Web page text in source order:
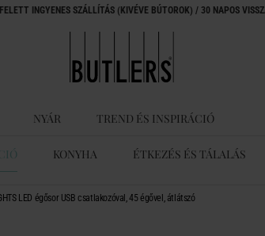
INGYENES SZÁLLÍTÁS (KIVÉVE BÚTOROK) / 30 NAPOS
NYÁR TREND ÉS INSPIRÁCIÓ
KONYHA ÉTKEZÉS ÉS TÁLALÁS
LED égősor USB csatlakozóval, 45 égővel, átlátszó